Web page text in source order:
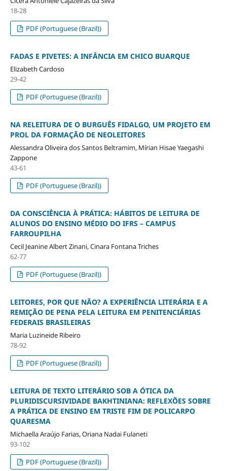
18-28
PDF (Portuguese (Brazil))
FADAS E PIVETES: A INFÂNCIA EM CHICO BUARQUE
Elizabeth Cardoso
29-42
PDF (Portuguese (Brazil))
NA RELEITURA DE O BURGUÊS FIDALGO, UM PROJETO EM
PROL DA FORMAÇÃO DE NEOLEITORES
Alessandra Oliveira dos Santos Beltramim, Mírian Hisae Yaegashi
Zappone
43-61
PDF (Portuguese (Brazil))
DA CONSCIÊNCIA À PRÁTICA: HÁBITOS DE LEITURA DE
ALUNOS DO ENSINO MÉDIO DO IFRS – CAMPUS
FARROUPILHA
Cecil Jeanine Albert Zinani, Cinara Fontana Triches
62-77
PDF (Portuguese (Brazil))
LEITORES, POR QUE NÃO? A EXPERIÊNCIA LITERÁRIA E A
REMIÇÃO DE PENA PELA LEITURA EM PENITENCIÁRIAS
FEDERAIS BRASILEIRAS
Maria Luzineide Ribeiro
78-92
PDF (Portuguese (Brazil))
LEITURA DE TEXTO LITERÁRIO SOB A ÓTICA DA
PLURIDISCURSIVIDADE BAKHTINIANA: REFLEXÕES SOBRE
A PRÁTICA DE ENSINO EM TRISTE FIM DE POLICARPO
QUARESMA
Michaella Araújo Farias, Oriana Nadai Fulaneti
93-102
PDF (Portuguese (Brazil))